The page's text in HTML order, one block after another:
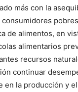
más con la
de alimentos, en
alimentarios
recursos
continuar
en la producción y